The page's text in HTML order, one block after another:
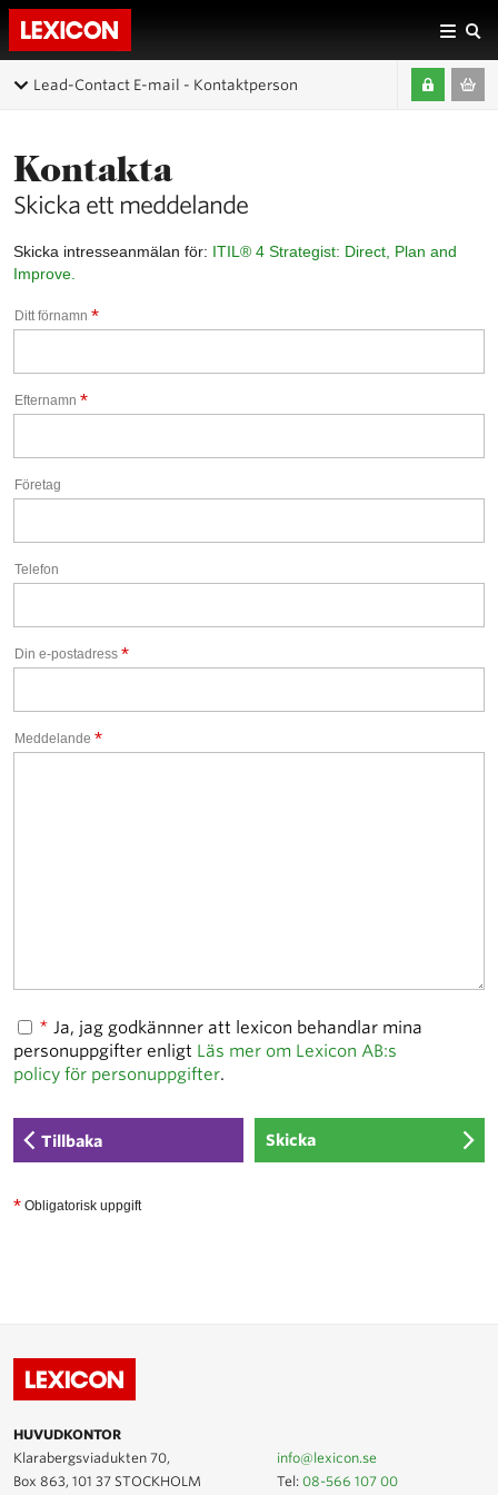
Lead-Contact E-mail - Kontaktperson
Kontakta
Skicka ett meddelande
Skicka intresseanmälan för: ITIL® 4 Strategist: Direct, Plan and
Improve.
Ditt förnamn *
Efternamn *
Företag
Telefon
Din e-postadress *
Meddelande *
* Ja, jag godkännner att lexicon behandlar mina
personuppgifter enligt Läs mer om Lexicon AB:s
policy för personuppgifter.
Tillbaka
* Obligatorisk uppgift
HUVUDKONTOR
Klarabergsviadukten 70,
Box 863, 101 37 STOCKHOLM
info@lexicon.se
Tel:08-566 107 00